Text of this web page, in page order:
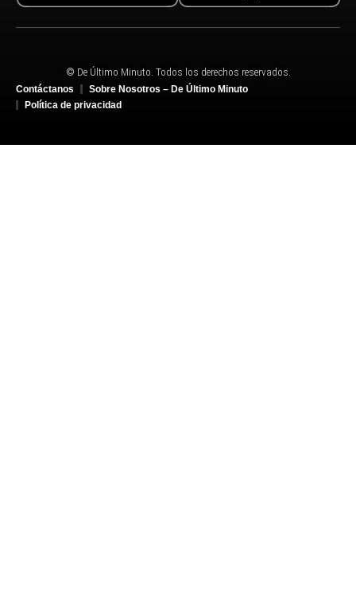
© De Último Minuto. Todos los derechos reservados.
Contáctanos
Sobre Nosotros – De Último Minuto
Política de privacidad